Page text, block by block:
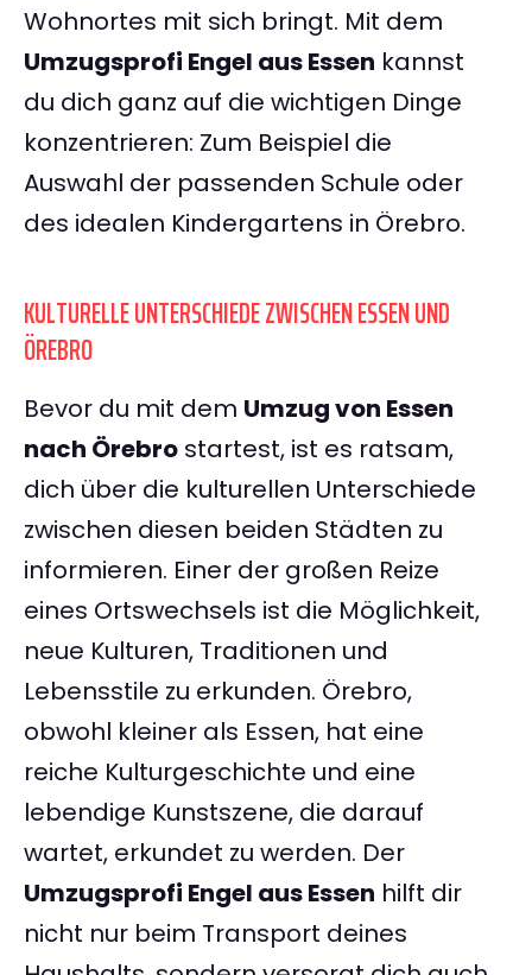
Wohnortes mit sich bringt. Mit dem
Umzugsprofi Engel aus Essen kannst
du dich ganz auf die wichtigen Dinge
konzentrieren: Zum Beispiel die
Auswahl der passenden Schule oder
des idealen Kindergartens in Örebro.
KULTURELLE UNTERSCHIEDE ZWISCHEN ESSEN UND
ÖREBRO
Bevor du mit dem Umzug von Essen
nach Örebro startest, ist es ratsam,
dich über die kulturellen Unterschiede
zwischen diesen beiden Städten zu
informieren. Einer der großen Reize
eines Ortswechsels ist die Möglichkeit,
neue Kulturen, Traditionen und
Lebensstile zu erkunden. Örebro,
obwohl kleiner als Essen, hat eine
reiche Kulturgeschichte und eine
lebendige Kunstszene, die darauf
wartet, erkundet zu werden. Der
Umzugsprofi Engel aus Essen hilft dir
nicht nur beim Transport deines